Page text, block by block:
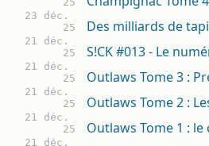
23 déc.
25
Des milliards de
21 déc.
25
S!CK #013 - Le
21 déc.
25
Outlaws Tome 3 :
21 déc.
25
Outlaws Tome 2 :
21 déc.
25
Outlaws Tome 1 :
21 déc.